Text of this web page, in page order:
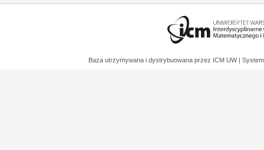
Baza utrzymywana i dystrybuowana przez ICM UW |